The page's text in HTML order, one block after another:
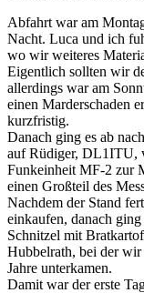
Abfahrt war am
Nacht. Luca und ich
wo wir weiteres
Eigentlich sollten wir
allerdings war am
einen Marderschaden
kurzfristig.
Danach ging es ab
auf Rüdiger, DL1ITU,
Funkeinheit MF-2 zur
einen Großteil des
Nachdem der Stand
einkaufen, danach
Schnitzel mit
Hubbelrath, bei der wir
Jahre unterkamen.
Damit war der erste